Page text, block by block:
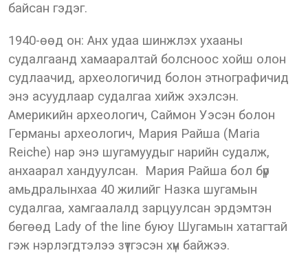
байсан гэдэг.
1940-өөд он: Анх удаа шинжлэх ухааны
судалгаанд хамааралтай болсноос хойш олон
судлаачид, археологичид болон этнографичид
энэ асуудлаар судалгаа хийж эхэлсэн.
Америкийн археологич, Саймон Уэсэн болон
Германы археологич, Мария Райша (Maria
Reiche) нар энэ шугамуудыг нарийн судалж,
анхаарал хандуулсан. Мария Райша бол бүр
амьдралынхаа 40 жилийг Назка шугамын
судалгаа, хамгаалалд зарцуулсан эрдэмтэн
бөгөөд Lady of the line буюу Шугамын хатагтай
гэж нэрлэгдтэлээ зүтгэсэн хүн байжээ.